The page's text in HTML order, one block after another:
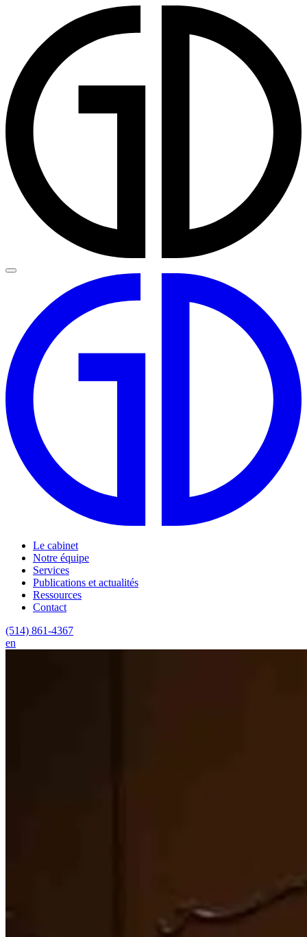
Le cabinet
Notre équipe
Services
Publications et actualités
Ressources
Contact
(514) 861-4367
en